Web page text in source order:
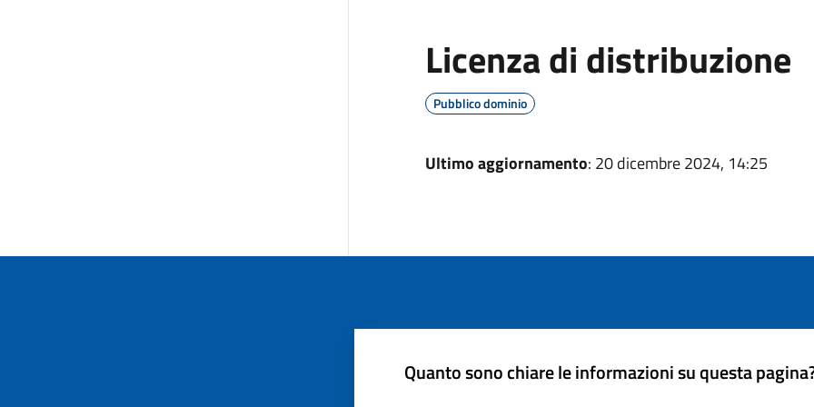
Licenza di distribuzione
Pubblico dominio
Ultimo aggiornamento: 20 dicembre 2024, 14:25
Quanto sono chiare le informazioni su questa